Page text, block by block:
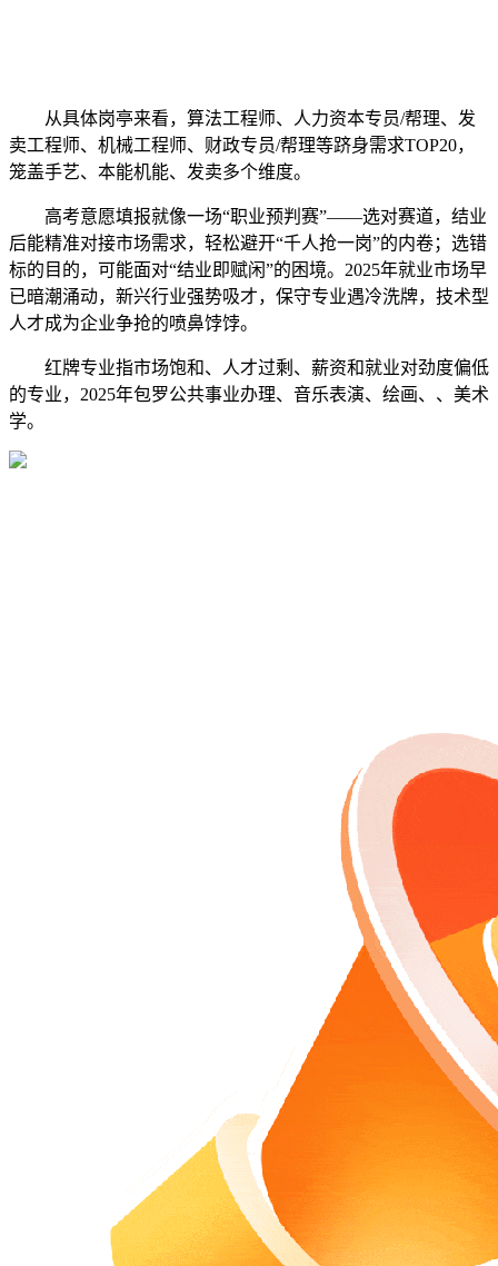
从具体岗亭来看，算法工程师、人力资本专员/帮理、发
卖工程师、机械工程师、财政专员/帮理等跻身需求TOP20，
笼盖手艺、本能机能、发卖多个维度。
高考意愿填报就像一场“职业预判赛”——选对赛道，结业
后能精准对接市场需求，轻松避开“千人抢一岗”的内卷；选错
标的目的，可能面对“结业即赋闲”的困境。2025年就业市场早
已暗潮涌动，新兴行业强势吸才，保守专业遇冷洗牌，技术型
人才成为企业争抢的喷鼻饽饽。
红牌专业指市场饱和、人才过剩、薪资和就业对劲度偏低
的专业，2025年包罗公共事业办理、音乐表演、绘画、、美术
学。